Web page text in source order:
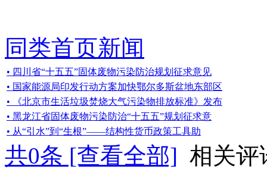
同类首页新闻
• 四川省“十五五”固体废物污染防治规划征求意见
• 国家能源局印发行动方案加快鄂尔多斯盆地东部区
• 《北京市生活垃圾焚烧大气污染物排放标准》发布
• 黑龙江省固体废物污染防治“十五五”规划征求意
• 从“引水”到“生根”——结构性货币政策工具助
共0条 [查看全部] 相关评